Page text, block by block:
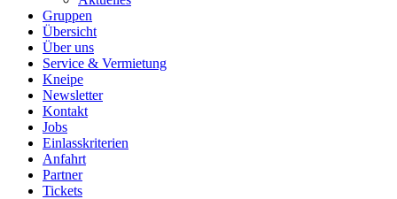
Gruppen
Übersicht
Über uns
Service & Vermietung
Kneipe
Newsletter
Kontakt
Jobs
Einlasskriterien
Anfahrt
Partner
Tickets